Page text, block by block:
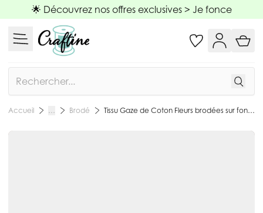
Allez au contenu
🌟 Découvrez nos offres exclusives > Je fonce
Accueil … Brodé Tissu Gaze de Coton Fleurs brodées sur fond Beige sable - Par 10 cm